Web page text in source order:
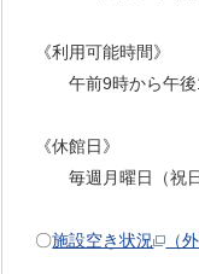
《利用可能時間》
午前9時から午後
《休館日》
毎週月曜日（祝日
〇施設空き状況 （